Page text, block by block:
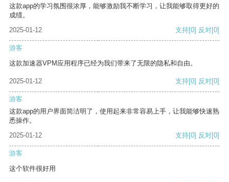
这款app的学习氛围很浓厚，能够激励我不断学习，让我能够取得更好的
成绩。
2025-01-12
支持[0] 反对[0]
游客
这款加速器VPM应用程序已经为我们带来了无限的隐私和自由。
2025-01-12 支持[0] 反对[0]
游客
这款app的用户界面简洁明了，使用起来非常容易上手，让我能够快速熟
悉操作。
2025-01-12
支持[0] 反对[0]
游客
这个软件很好用